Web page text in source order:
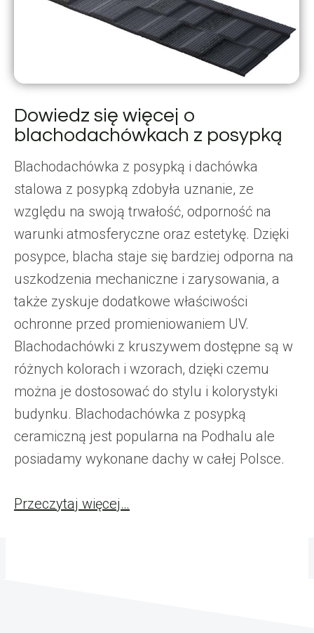
Dowiedz się więcej o
blachodachówkach z posypką
Blachodachówka z posypką i dachówka
stalowa z posypką zdobyła uznanie, ze
względu na swoją trwałość, odporność na
warunki atmosferyczne oraz estetykę. Dzięki
posypce, blacha staje się bardziej odporna na
uszkodzenia mechaniczne i zarysowania, a
także zyskuje dodatkowe właściwości
ochronne przed promieniowaniem UV.
Blachodachówki z kruszywem dostępne są w
różnych kolorach i wzorach, dzięki czemu
można je dostosować do stylu i kolorystyki
budynku. Blachodachówka z posypką
ceramiczną jest popularna na Podhalu ale
posiadamy wykonane dachy w całej Polsce.
Przeczytaj więcej…